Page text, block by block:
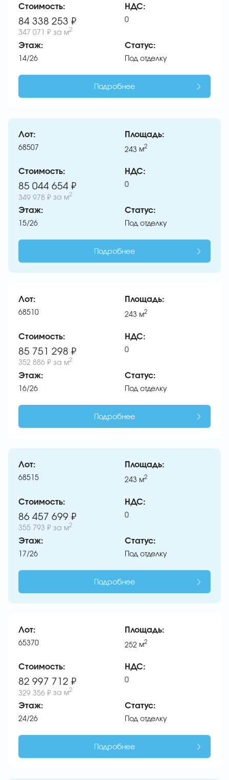
Стоимость:
84 338 253 ₽
347 071 ₽ за м2
НДС:
0
Этаж:
14/26
Статус:
Под отделку
Подробнее
Лот:
68507
Площадь:
243 м2
Стоимость:
85 044 654 ₽
349 978 ₽ за м2
НДС:
0
Этаж:
15/26
Статус:
Под отделку
Подробнее
Лот:
68510
Площадь:
243 м2
Стоимость:
85 751 298 ₽
352 886 ₽ за м2
НДС:
0
Этаж:
16/26
Статус:
Под отделку
Подробнее
Лот:
68515
Площадь:
243 м2
Стоимость:
86 457 699 ₽
355 793 ₽ за м2
НДС:
0
Этаж:
17/26
Статус:
Под отделку
Подробнее
Лот:
65370
Площадь:
252 м2
Стоимость:
82 997 712 ₽
329 356 ₽ за м2
НДС:
0
Этаж:
24/26
Статус:
Под отделку
Подробнее